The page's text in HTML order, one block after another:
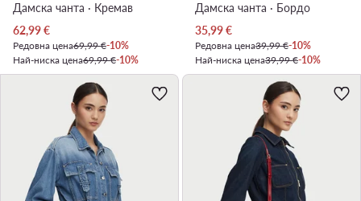
Дамска чанта · Кремав
Актуална цена
62,99€
Редовна цена69,99 €-10%
Най-ниска цена69,99 €-10%
Дамска чанта · Бордо
Актуална цена
35,99€
Редовна цена39,99 €-10%
Най-ниска цена39,99 €-10%